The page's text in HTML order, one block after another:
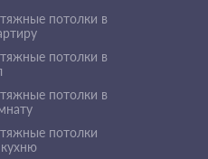
потолки в
потолки в
потолки в
потолки